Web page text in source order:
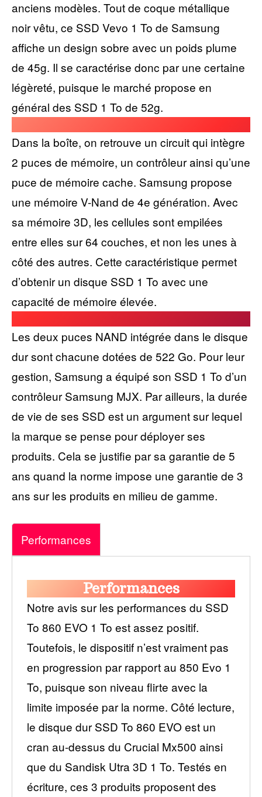
anciens modèles. Tout de coque métallique
noir vêtu, ce SSD Vevo 1 To de Samsung
affiche un design sobre avec un poids plume
de 45g. Il se caractérise donc par une certaine
légèreté, puisque le marché propose en
général des SSD 1 To de 52g.
Dans la boîte, on retrouve un circuit qui intègre
2 puces de mémoire, un contrôleur ainsi qu’une
puce de mémoire cache. Samsung propose
une mémoire V-Nand de 4e génération. Avec
sa mémoire 3D, les cellules sont empilées
entre elles sur 64 couches, et non les unes à
côté des autres. Cette caractéristique permet
d’obtenir un disque SSD 1 To avec une
capacité de mémoire élevée.
Les deux puces NAND intégrée dans le disque
dur sont chacune dotées de 522 Go. Pour leur
gestion, Samsung a équipé son SSD 1 To d’un
contrôleur Samsung MJX. Par ailleurs, la durée
de vie de ses SSD est un argument sur lequel
la marque se pense pour déployer ses
produits. Cela se justifie par sa garantie de 5
ans quand la norme impose une garantie de 3
ans sur les produits en milieu de gamme.
Performances
Performances
Notre avis sur les performances du SSD
To 860 EVO 1 To est assez positif.
Toutefois, le dispositif n’est vraiment pas
en progression par rapport au 850 Evo 1
To, puisque son niveau flirte avec la
limite imposée par la norme. Côté lecture,
le disque dur SSD To 860 EVO est un
cran au-dessus du Crucial Mx500 ainsi
que du Sandisk Utra 3D 1 To. Testés en
écriture, ces 3 produits proposent des